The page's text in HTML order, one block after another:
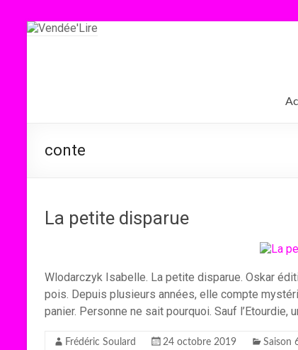
Aller
collégiens
conte
La petite disparue
Wlodarczyk Isabelle. La petite disparue. Oskar
pois. Depuis plusieurs années, elle compte
panier. Personne ne sait pourquoi. Sauf l’Etourdie,
Frédéric Soulard 24 octobre 2019 Saison